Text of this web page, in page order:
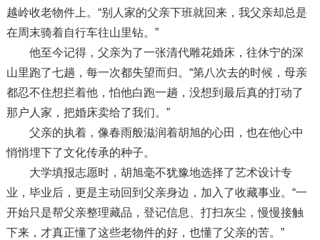
越岭收老物件上。“别人家的父亲下班就回来，我父亲却总是
在周末骑着自行车往山里钻。”
他至今记得，父亲为了一张清代雕花婚床，往休宁的深
山里跑了七趟，每一次都失望而归。“第八次去的时候，母亲
都忍不住想拦着他，怕他白跑一趟，没想到最后真的打动了
那户人家，把婚床卖给了我们。”
父亲的执着，像春雨般滋润着胡旭的心田，也在他心中
悄悄埋下了文化传承的种子。
大学填报志愿时，胡旭毫不犹豫地选择了艺术设计专
业，毕业后，更是主动回到父亲身边，加入了收藏事业。“一
开始只是帮父亲整理藏品，登记信息、打扫灰尘，慢慢接触
下来，才真正懂了这些老物件的好，也懂了父亲的苦。”